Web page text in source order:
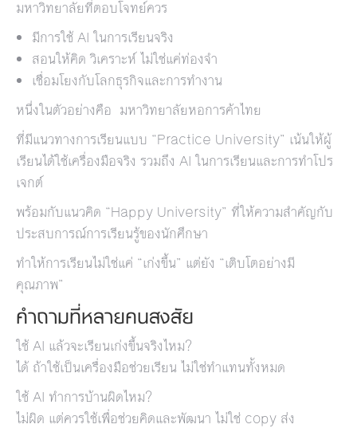
มหาวิทยาลัยที่ตอบโจทย์ควร
มีการใช้ AI ในการเรียนจริง
สอนให้คิด วิเคราะห์ ไม่ใช่แค่ท่องจำ
เชื่อมโยงกับโลกธุรกิจและการทำงาน
หนึ่งในตัวอย่างคือ มหาวิทยาลัยหอการค้าไทย
ที่มีแนวทางการเรียนแบบ “Practice University” เน้นให้ผู้
เรียนได้ใช้เครื่องมือจริง รวมถึง AI ในการเรียนและการทำโปร
เจกต์
พร้อมกับแนวคิด “Happy University” ที่ให้ความสำคัญกับ
ประสบการณ์การเรียนรู้ของนักศึกษา
ทำให้การเรียนไม่ใช่แค่ “เก่งขึ้น” แต่ยัง “เติบโตอย่างมี
คุณภาพ”
คำถามที่หลายคนสงสัย
ใช้ AI แล้วจะเรียนเก่งขึ้นจริงไหม?
ได้ ถ้าใช้เป็นเครื่องมือช่วยเรียน ไม่ใช่ทำแทนทั้งหมด
ใช้ AI ทำการบ้านผิดไหม?
ไม่ผิด แต่ควรใช้เพื่อช่วยคิดและพัฒนา ไม่ใช่ copy ส่ง